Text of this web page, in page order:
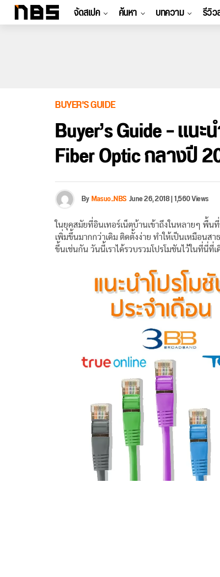
จัดสเปค ค้นหา บทความ รีวิ
BUYER'S GUIDE
Buyer’s Guide – แน
Fiber Optic กลางปี
ByMasuo_NBSJune 26, 2018|1,560 Views
ในยุคสมัยที่อินเทอร์เน็ตบ้านเข้าถึงในหลายๆ พื้น
เพิ่มขึ้นมากกว่าเดิม ติดตั้งง่าย ทำให้เป็นเหมือนส
ขึ้นเช่นกัน วันนี้เราได้รวบรวมโปรโมชันไว้ในที่นี่ที่